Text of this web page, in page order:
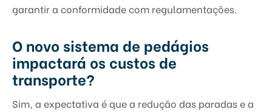
garantir a conformidade com regulamentações.
O novo sistema de pedágios
impactará os custos de
transporte?
Sim, a expectativa é que a redução das paradas e a